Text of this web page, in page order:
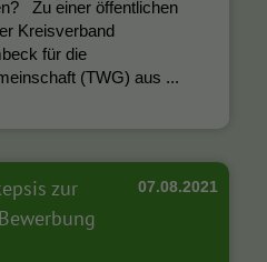
Zu einer öffentlichen
Kreisverband
für die
(TWG) aus ...
07.08.2021
zur